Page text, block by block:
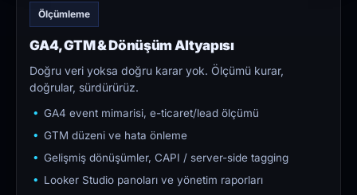
Ölçümleme
GA4, GTM & Dönüşüm Altyapısı
Doğru veri yoksa doğru karar yok. Ölçümü kurar,
doğrular, sürdürürüz.
GA4 event mimarisi, e-ticaret/lead ölçümü
GTM düzeni ve hata önleme
Gelişmiş dönüşümler, CAPI / server-side tagging
Looker Studio panoları ve yönetim raporları